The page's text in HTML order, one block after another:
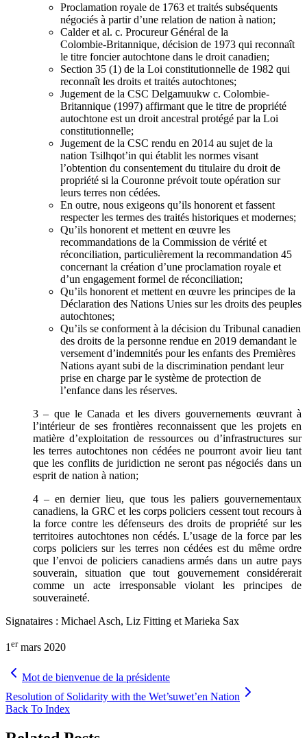
Proclamation royale de 1763 et traités subséquents
négociés à partir d’une relation de nation à nation;
Calder et al. c. Procureur Général de la
Colombie‑Britannique, décision de 1973 qui reconnaît
le titre foncier autochtone dans le droit canadien;
Section 35 (1) de la Loi constitutionnelle de 1982 qui
reconnaît les droits et traités autochtones;
Jugement de la CSC Delgamuukw c. Colombie-
Britannique (1997) affirmant que le titre de propriété
autochtone est un droit ancestral protégé par la Loi
constitutionnelle;
Jugement de la CSC rendu en 2014 au sujet de la
nation Tsilhqot’in qui établit les normes visant
l’obtention du consentement du titulaire du droit de
propriété si la Couronne prévoit toute opération sur
leurs terres non cédées.
En outre, nous exigeons qu’ils honorent et fassent
respecter les termes des traités historiques et modernes;
Qu’ils honorent et mettent en œuvre les
recommandations de la Commission de vérité et
réconciliation, particulièrement la recommandation 45
concernant la création d’une proclamation royale et
d’un engagement formel de réconciliation;
Qu’ils honorent et mettent en œuvre les principes de la
Déclaration des Nations Unies sur les droits des peuples
autochtones;
Qu’ils se conforment à la décision du Tribunal canadien
des droits de la personne rendue en 2019 demandant le
versement d’indemnités pour les enfants des Premières
Nations ayant subi de la discrimination pendant leur
prise en charge par le système de protection de
l’enfance dans les réserves.
3 – que le Canada et les divers gouvernements œuvrant à
l’intérieur de ses frontières reconnaissent que les projets en
matière d’exploitation de ressources ou d’infrastructures sur
les terres autochtones non cédées ne pourront avoir lieu tant
que les conflits de juridiction ne seront pas négociés dans un
esprit de nation à nation;
4 – en dernier lieu, que tous les paliers gouvernementaux
canadiens, la GRC et les corps policiers cessent tout recours à
la force contre les défenseurs des droits de propriété sur les
territoires autochtones non cédés. L’usage de la force par les
corps policiers sur les terres non cédées est du même ordre
que l’envoi de policiers canadiens armés dans un autre pays
souverain, situation que tout gouvernement considérerait
comme un acte irresponsable violant les principes de
souveraineté.
Signataires : Michael Asch, Liz Fitting et Marieka Sax
1 ermars 2020
Mot de bienvenue de la présidente
Resolution of Solidarity with the Wet’suwet’en Nation
Back To Index